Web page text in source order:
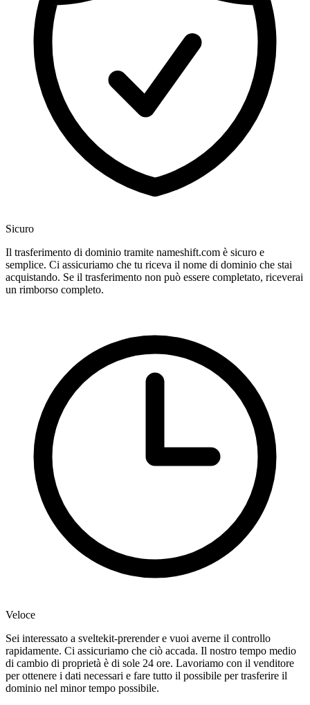
Sicuro
Il trasferimento di dominio tramite nameshift.com è sicuro e
semplice. Ci assicuriamo che tu riceva il nome di dominio che stai
acquistando. Se il trasferimento non può essere completato, riceverai
un rimborso completo.
Veloce
Sei interessato a sveltekit-prerender e vuoi averne il controllo
rapidamente. Ci assicuriamo che ciò accada. Il nostro tempo medio
di cambio di proprietà è di sole 24 ore. Lavoriamo con il venditore
per ottenere i dati necessari e fare tutto il possibile per trasferire il
dominio nel minor tempo possibile.